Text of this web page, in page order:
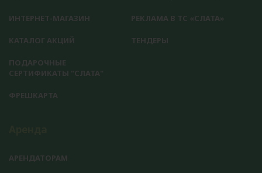
ИНТЕРНЕТ-МАГАЗИН
КАТАЛОГ АКЦИЙ
ПОДАРОЧНЫЕ
СЕРТИФИКАТЫ "СЛАТА"
ФРЕШКАРТА
РЕКЛАМА В ТС «СЛАТА»
ТЕНДЕРЫ
АРЕНДАТОРАМ